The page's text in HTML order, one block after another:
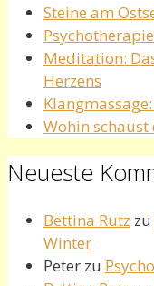
Steine am
Meditation:
Herzens
Wohin schaust
Neueste
Bettina Rutz zu
Winter
Peter zu